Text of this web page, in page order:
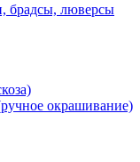
брадсы, люверсы
окрашивание)